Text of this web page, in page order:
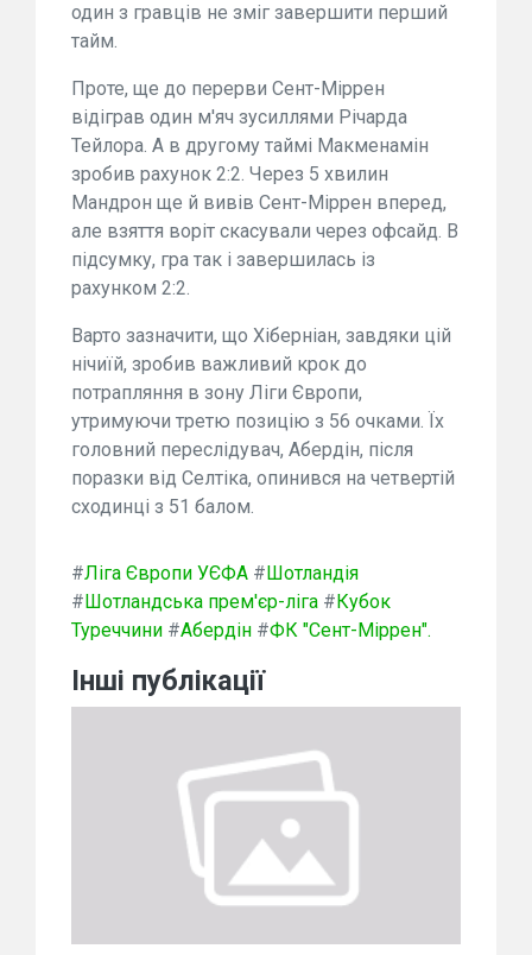
один з гравців не зміг завершити перший
тайм.
Проте, ще до перерви Сент-Міррен
відіграв один м'яч зусиллями Річарда
Тейлора. А в другому таймі Макменамін
зробив рахунок 2:2. Через 5 хвилин
Мандрон ще й вивів Сент-Міррен вперед,
але взяття воріт скасували через офсайд. В
підсумку, гра так і завершилась із
рахунком 2:2.
Варто зазначити, що Хіберніан, завдяки цій
нічиїй, зробив важливий крок до
потрапляння в зону Ліги Європи,
утримуючи третю позицію з 56 очками. Їх
головний переслідувач, Абердін, після
поразки від Селтіка, опинився на четвертій
сходинці з 51 балом.
#Ліга Європи УЄФА # Шотландія
# Шотландська прем'єр-ліга # Кубок
Туреччини #Абердін #ФК "Сент-Міррен".
Інші публікації